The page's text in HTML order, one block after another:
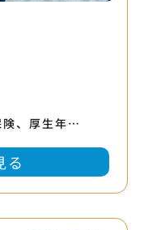
険、厚生年…
る